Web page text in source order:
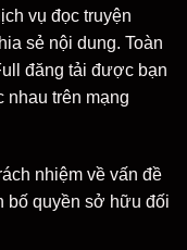
vụ đọc truyện
sẻ nội dung. Toàn
đăng tải được bạn
nhau trên mạng
nhiệm về vấn đề
bố quyền sở hữu đối